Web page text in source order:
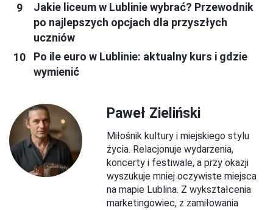
Jakie liceum w Lublinie wybrać? Przewodnik
po najlepszych opcjach dla przyszłych
uczniów
Po ile euro w Lublinie: aktualny kurs i gdzie
wymienić
Paweł Zieliński
Miłośnik kultury i miejskiego stylu
życia. Relacjonuje wydarzenia,
koncerty i festiwale, a przy okazji
wyszukuje mniej oczywiste miejsca
na mapie Lublina. Z wykształcenia
marketingowiec, z zamiłowania